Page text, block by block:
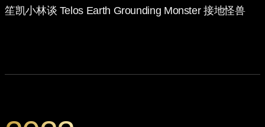
笙凯小林谈 Telos Earth Grounding Monster 接地怪兽